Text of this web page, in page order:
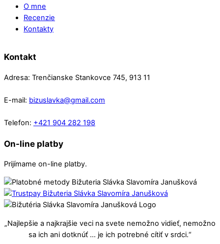
O mne
Recenzie
Kontakty
Kontakt
Adresa: Trenčianske Stankovce 745, 913 11
E-mail: bizuslavka@gmail.com
Telefon: +421 904 282 198
On-line platby
Prijímame on-line platby.
„Najlepšie a najkrajšie veci na svete nemožno vidieť, nemožno
sa ich ani dotknúť … je ich potrebné cítiť v srdci.“